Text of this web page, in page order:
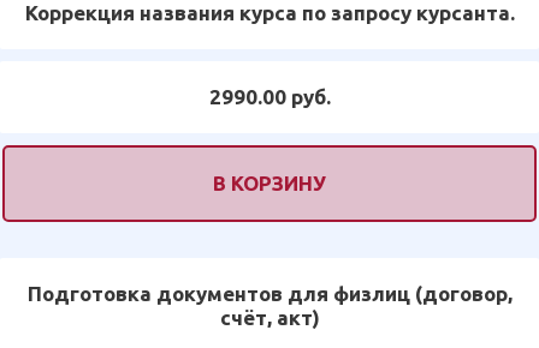
Коррекция названия курса по запросу курсанта.
2990.00 руб.
В КОРЗИНУ
Подготовка документов для физлиц (договор,
счёт, акт)